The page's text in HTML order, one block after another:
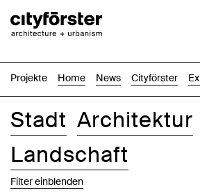
Projekte Home News Cityförster
Stadt Architektur
Landschaft
Filter einblenden